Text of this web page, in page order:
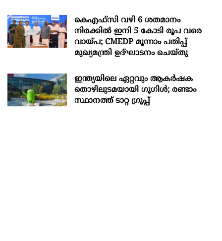
കെഎഫ്സി വഴി 6 ശതമാനം
നിരക്കിൽ ഇനി 5 കോടി രൂപ വരെ
വായ്പ; CMEDP മൂന്നാം പതിപ്പ്
മുഖ്യമന്ത്രി ഉദ്ഘാടനം ചെയ്തു
ഇന്ത്യയിലെ ഏറ്റവും ആകര്‍ഷക
തൊഴിലുടമയായി ഗൂഗിള്‍; രണ്ടാം
സ്ഥാനത്ത് ടാറ്റ ഗ്രൂപ്പ്